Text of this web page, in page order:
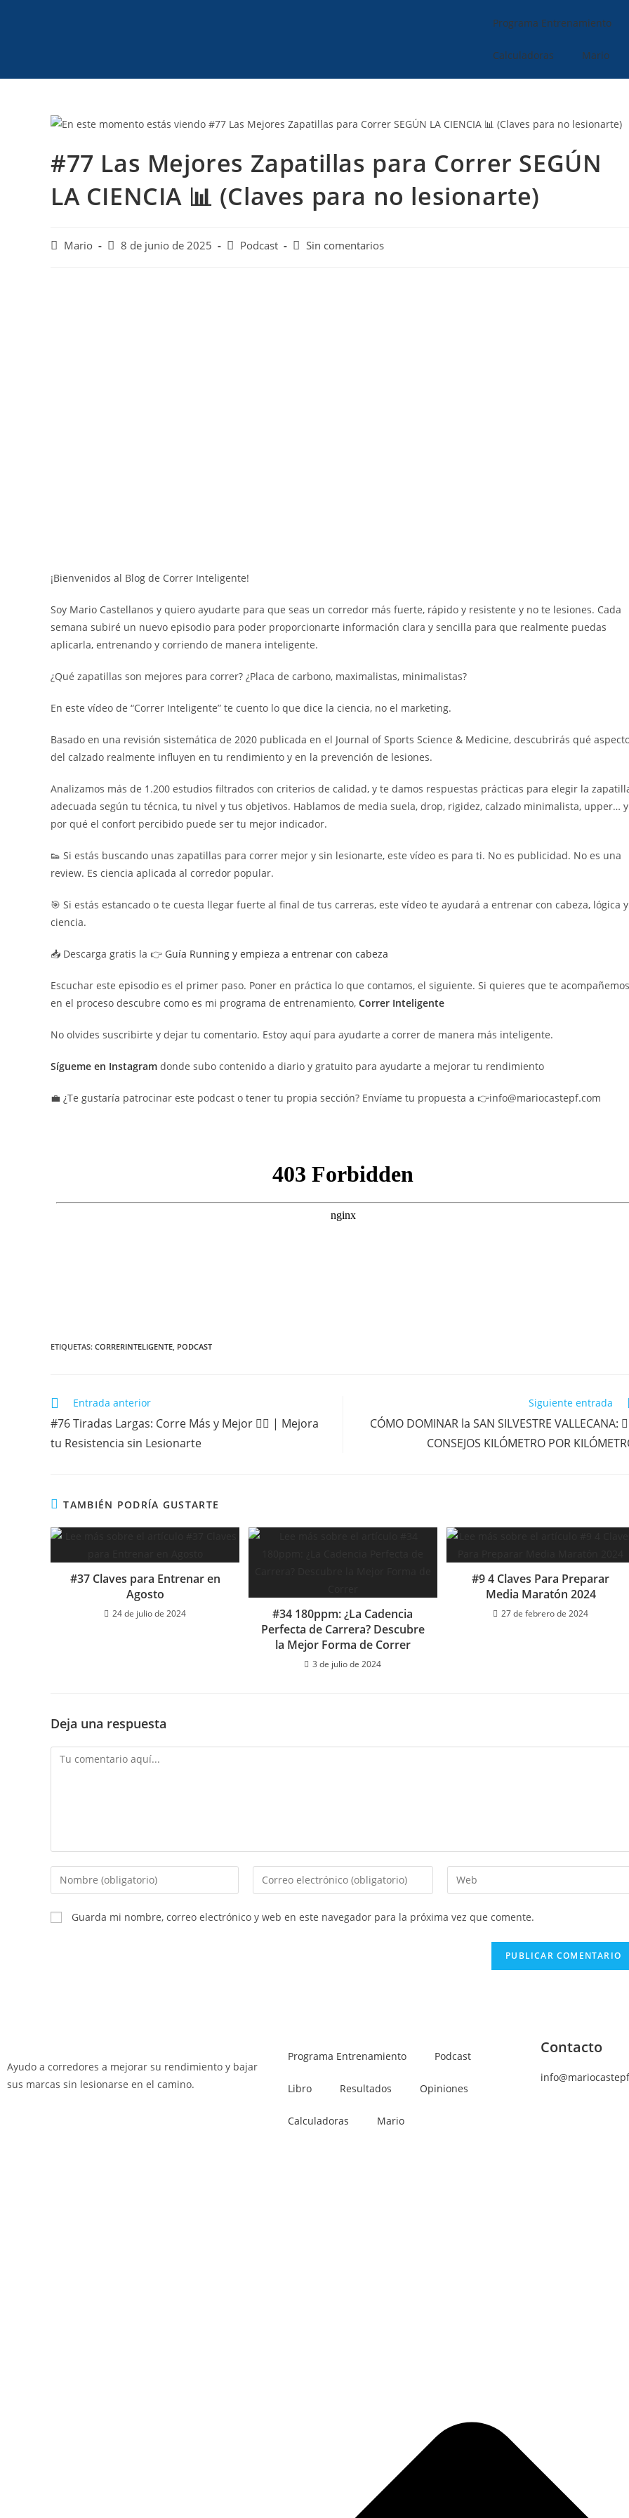
Programa Entrenamiento
Calculadoras Mario
#77 Las Mejores Zapatillas para Correr SEGÚN
LA CIENCIA 📊 (Claves para no lesionarte)
Mario 8 de junio de 2025 Podcast Sin comentarios
¡Bienvenidos al Blog de Correr Inteligente!
Soy Mario Castellanos y quiero ayudarte para que seas un corredor más fuerte, rápido y resistente y no te lesiones. Cada
semana subiré un nuevo episodio para poder proporcionarte información clara y sencilla para que realmente puedas
aplicarla, entrenando y corriendo de manera inteligente.
¿Qué zapatillas son mejores para correr? ¿Placa de carbono, maximalistas, minimalistas?
En este vídeo de “Correr Inteligente” te cuento lo que dice la ciencia, no el marketing.
Basado en una revisión sistemática de 2020 publicada en el Journal of Sports Science & Medicine, descubrirás qué
del calzado realmente influyen en tu rendimiento y en la prevención de lesiones.
Analizamos más de 1.200 estudios filtrados con criterios de calidad, y te damos respuestas prácticas para elegir la
adecuada según tu técnica, tu nivel y tus objetivos. Hablamos de media suela, drop, rigidez, calzado minimalista, upper… y
por qué el confort percibido puede ser tu mejor indicador.
👟 Si estás buscando unas zapatillas para correr mejor y sin lesionarte, este vídeo es para ti. No es publicidad. No es una
review. Es ciencia aplicada al corredor popular.
🎯 Si estás estancado o te cuesta llegar fuerte al final de tus carreras, este vídeo te ayudará a entrenar con cabeza, lógica y
ciencia.
📥 Descarga gratis la 👉 Guía Running y empieza a entrenar con cabeza
Escuchar este episodio es el primer paso. Poner en práctica lo que contamos, el siguiente. Si quieres que te acompañemos
en el proceso descubre como es mi programa de entrenamiento, Correr Inteligente
No olvides suscribirte y dejar tu comentario. Estoy aquí para ayudarte a correr de manera más inteligente.
Sígueme en Instagram donde subo contenido a diario y gratuito para ayudarte a mejorar tu rendimiento
💼 ¿Te gustaría patrocinar este podcast o tener tu propia sección? Envíame tu propuesta a 👉info@mariocastepf.com
ETIQUETAS: CORRERINTELIGENTE PODCAST
Entrada anterior
#76 Tiradas Largas: Corre Más y Mejor 🏃‍♂️ | Mejora
tu Resistencia sin Lesionarte
Siguiente entrada
CÓMO DOMINAR la SAN SILVESTRE VALLECANA:
CONSEJOS KILÓMETRO POR
TAMBIÉN PODRÍA GUSTARTE
#37 Claves para Entrenar en
Agosto
24 de julio de 2024
#34 180ppm: ¿La Cadencia
Perfecta de Carrera? Descubre
la Mejor Forma de Correr
3 de julio de 2024
#9 4 Claves Para Preparar
Media Maratón 2024
27 de febrero de 2024
Deja una respuesta
Guarda mi nombre, correo electrónico y web en este navegador para la próxima vez que comente.
Ayudo a corredores a mejorar su rendimiento y bajar
sus marcas sin lesionarse en el camino.
Programa Entrenamiento Podcast
Libro Resultados Opiniones
Calculadoras Mario
Contacto